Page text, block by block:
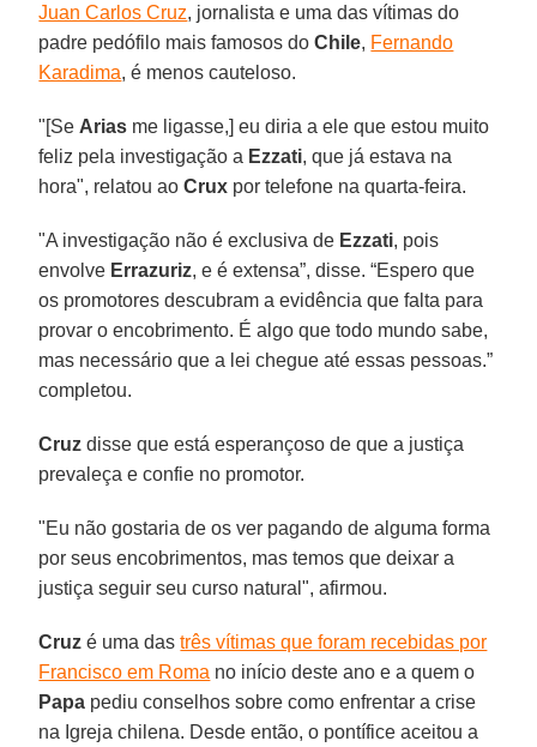
Juan Carlos Cruz, jornalista e uma das vítimas do
padre pedófilo mais famosos doChile, Fernando
Karadima, é menos cauteloso.
"[SeArias me ligasse,] eu diria a ele que estou muito
feliz pela investigação a Ezzati, que já estava na
hora", relatou aoCrux por telefone na quarta-feira.
"A investigação não é exclusiva de Ezzati, pois
envolve Errazuriz, e é extensa”, disse. “Espero que
os promotores descubram a evidência que falta para
provar o encobrimento. É algo que todo mundo sabe,
mas necessário que a lei chegue até essas pessoas.”
completou.
Cruz disse que está esperançoso de que a justiça
prevaleça e confie no promotor.
"Eu não gostaria de os ver pagando de alguma forma
por seus encobrimentos, mas temos que deixar a
justiça seguir seu curso natural", afirmou.
Cruz é uma dastrês vítimas que foram recebidas por
Francisco em Roma no início deste ano e a quem o
Papa pediu conselhos sobre como enfrentar a crise
na Igreja chilena. Desde então, o pontífice aceitou a